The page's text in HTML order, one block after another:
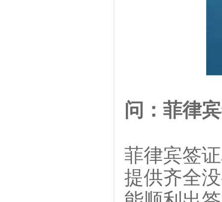
问：菲律
菲律宾签
提供齐全